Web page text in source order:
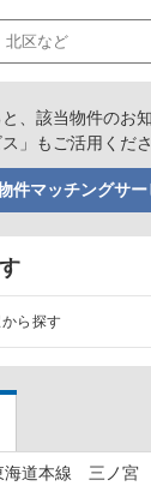
、該当物件のお
」もご活用くださ
件マッチングサ
ら探す
貸店舗・テナント一
件・貸店舗・テナン
海道本線 三ノ